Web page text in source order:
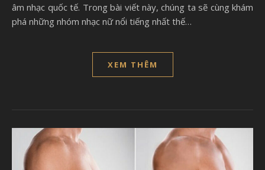
âm nhạc quốc tế. Trong bài viết này, chúng ta sẽ cùng khám
phá những nhóm nhạc nữ nổi tiếng nhất thế…
XEM THÊM